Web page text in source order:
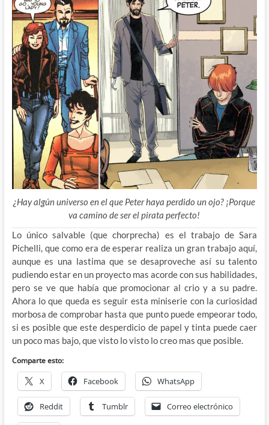
¿Hay algún universo en el que Peter haya perdido un ojo? ¡Porque
va camino de ser el pirata perfecto!
Lo único salvable (que chorprecha) es el trabajo de Sara
Pichelli, que como era de esperar realiza un gran trabajo aquí,
aunque es una lastima que se desaproveche así su talento
pudiendo estar en un proyecto mas acorde con sus habilidades,
pero se ve que había que promocionar al crio y a su padre.
Ahora lo que queda es seguir esta miniserie con la curiosidad
morbosa de comprobar hasta que punto puede empeorar todo,
si es posible que este desperdicio de papel y tinta puede caer
un poco mas bajo, que visto lo visto lo creo mas que posible.
Comparte esto:
X Facebook WhatsApp
Reddit Tumblr Correo electrónico